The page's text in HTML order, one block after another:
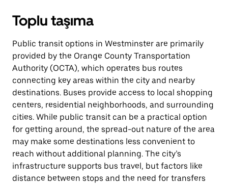
Toplu taşıma
Public transit options in Westminster are primarily
provided by the Orange County Transportation
Authority (OCTA), which operates bus routes
connecting key areas within the city and nearby
destinations. Buses provide access to local shopping
centers, residential neighborhoods, and surrounding
cities. While public transit can be a practical option
for getting around, the spread-out nature of the area
may make some destinations less convenient to
reach without additional planning. The city’s
infrastructure supports bus travel, but factors like
distance between stops and the need for transfers